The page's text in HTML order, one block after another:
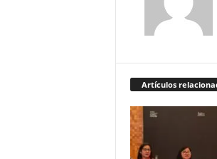
Artículos